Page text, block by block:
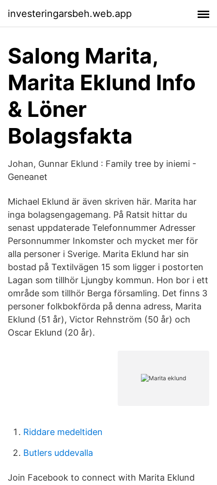
investeringarsbeh.web.app
Salong Marita,
Marita Eklund Info
& Löner
Bolagsfakta
Johan, Gunnar Eklund : Family tree by iniemi -
Geneanet
Michael Eklund är även skriven här. Marita har
inga bolagsengagemang. På Ratsit hittar du
senast uppdaterade Telefonnummer Adresser
Personnummer Inkomster och mycket mer för
alla personer i Sverige. Marita Eklund har sin
bostad på Textilvägen 15 som ligger i postorten
Lagan som tillhör Ljungby kommun. Hon bor i ett
område som tillhör Berga församling. Det finns 3
personer folkbokförda på denna adress, Marita
Eklund (51 år), Victor Rehnström (50 år) och
Oscar Eklund (20 år).
Riddare medeltiden
Butlers uddevalla
Join Facebook to connect with Marita Eklund